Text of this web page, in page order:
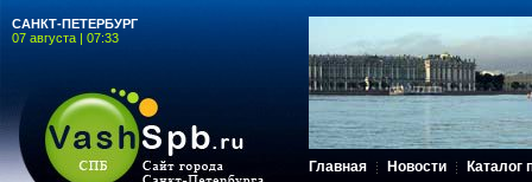
САНКТ-ПЕТЕРБУРГ
07 августа | 07:33
Главная Новости Каталог